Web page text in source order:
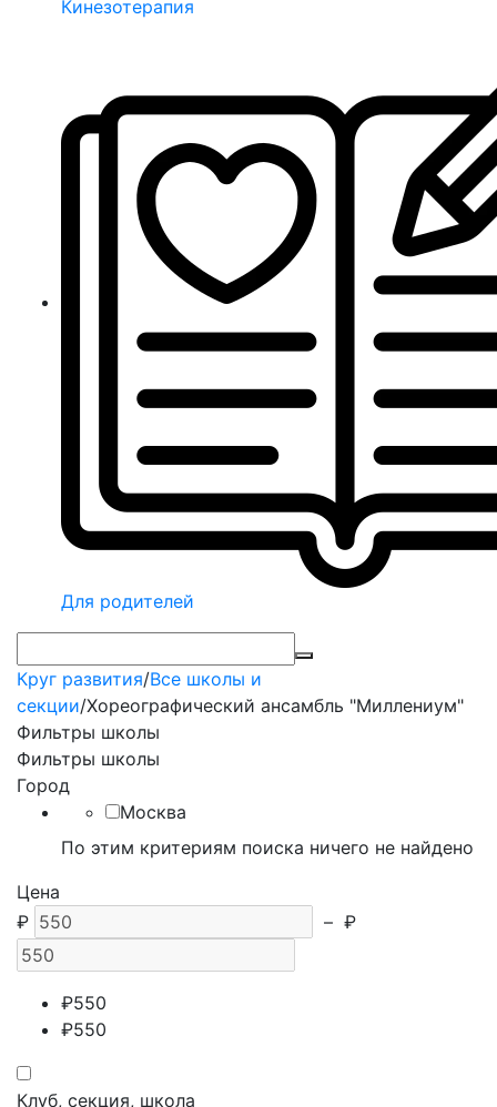
Кинезотерапия
Для родителей
Круг развития/Все школы и
секции/Хореографический ансамбль "Миллениум"
Фильтры школы
Фильтры школы
Город
Москва
По этим критериям поиска ничего не найдено
Цена
₽
– ₽
₽550
₽550
Клуб, секция, школа